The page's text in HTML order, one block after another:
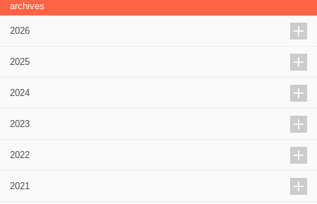
archives
2026
2025
2024
2023
2022
2021